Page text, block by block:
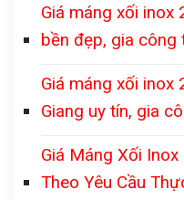
Giá máng xối inox
bền đẹp, gia công
Giá máng xối inox
Giang uy tín, gia
Giá Máng Xối
Theo Yêu Cầu